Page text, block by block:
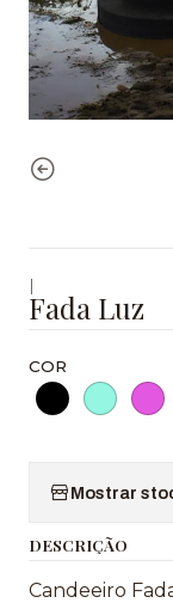
|
Fada Luz
COR
Mostrar
DESCRIÇÃO
Candeeiro